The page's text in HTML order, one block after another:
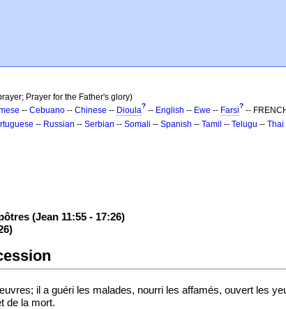
Prayer for the Father's glory)
-- Cebuano -- Chinese -- Dioula? -- English -- Ewe -- Farsi? --
-- Russian -- Serbian -- Somali -- Spanish -- Tamil -- Telugu -- Thai
(Jean 11:55 - 17:26)
il a guéri les malades, nourri les affamés, ouvert les
de la mort.